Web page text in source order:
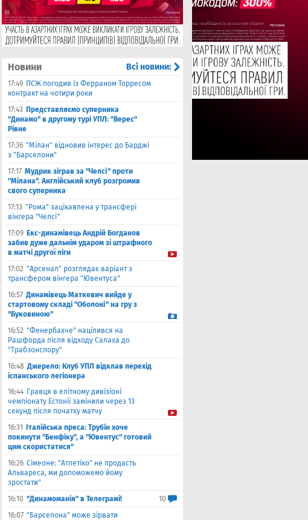
Новини Всі новини:
17:49 ПСЖ погодив із Ферраном Торресом
контракт на чотири роки
17:43 Представляємо суперника
"Динамо" в другому турі УПЛ: "Верес"
Рівне
17:36 "Мілан" відновив інтерес до Барджі
з "Барселони"
17:17 Мудрик зіграв за "Челсі" проти
"Мілана". Англійський клуб розгромив
свого суперника
17:13 "Рома" зацікавлена у трансфері
вінгера "Челсі"
17:09 Екс-динамівець Андрій Богданов
забив дуже дальнім ударом зі штрафного
в матчі другої ліги
17:02 "Арсенал" розглядає варіант з
трансфером вінгера "Ювентуса"
16:57 Динамівець Маткевич вийде у
стартовому складі "Оболоні" на гру з
"Буковиною"
16:52 "Фенербахче" націлився на
Рашфорда після відходу Салаха до
"Трабзонспору"
16:48 Джерело: Клуб УПЛ відклав перехід
іспанського легіонера
16:44 Гравця в елітному дивізіоні
чемпіонату Естонії замінили через 13
секунд після початку матчу
16:31
Італійська преса: Трубін хоче
покинути "Бенфіку", а "Ювентус" готовий
цим скористатися"
16:26 Сімеоне: "Атлетіко" не продасть
Альвареса, ми допоможемо йому
зростати"
16:10 "Динамоманія" в Телеграмі!
10
16:07 "Барселона" може зірвати